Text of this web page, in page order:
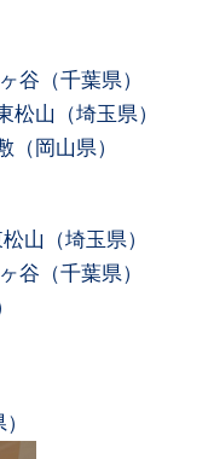
谷（千葉県）
山（埼玉県）
岡山県）
山（埼玉県）
谷（千葉県）